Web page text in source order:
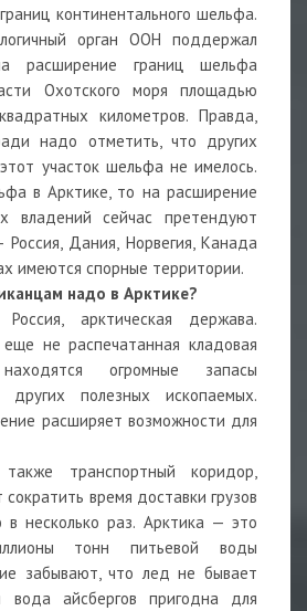
континентального шельфа.
орган ООН поддержал
расширение границ шельфа
Охотского моря площадью
километров. Правда,
надо отметить, что других
участок шельфа не имелось.
в Арктике, то на расширение
владений сейчас претендуют
Россия, Дания, Норвегия, Канада
имеются спорные территории.
надо в Арктике?
арктическая держава.
не распечатанная кладовая
огромные запасы
других полезных ископаемых.
расширяет возможности для
транспортный коридор,
время доставки грузов
несколько раз. Арктика — это
тонн питьевой воды
забывают, что лед не бывает
вода айсбергов пригодна для